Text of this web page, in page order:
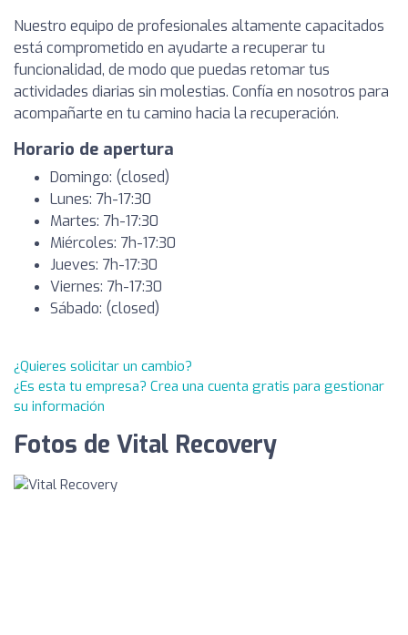
Nuestro equipo de profesionales altamente capacitados
está comprometido en ayudarte a recuperar tu
funcionalidad, de modo que puedas retomar tus
actividades diarias sin molestias. Confía en nosotros para
acompañarte en tu camino hacia la recuperación.
Horario de apertura
Domingo: (closed)
Lunes: 7h-17:30
Martes: 7h-17:30
Miércoles: 7h-17:30
Jueves: 7h-17:30
Viernes: 7h-17:30
Sábado: (closed)
¿Quieres solicitar un cambio?
¿Es esta tu empresa? Crea una cuenta gratis para gestionar
su información
Fotos de Vital Recovery